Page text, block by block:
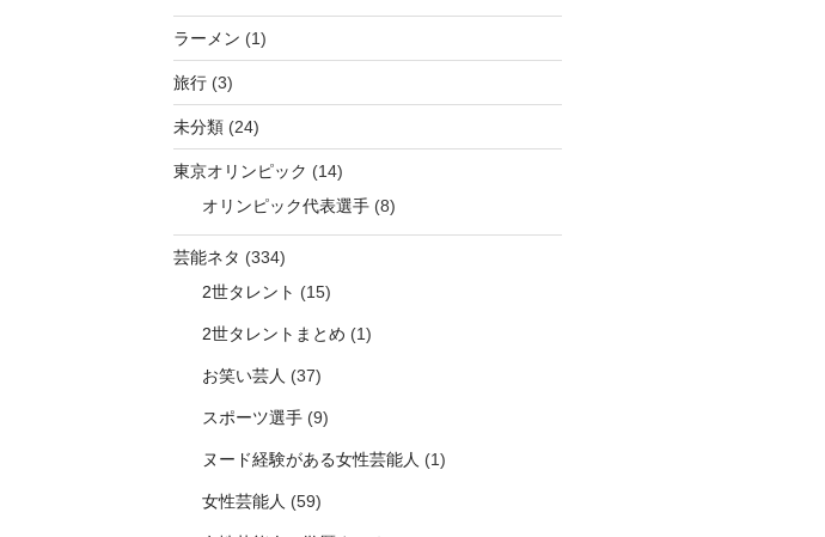
ラーメン (1)
旅行(3)
未分類(24)
東京オリンピック (14)
オリンピック代表選手(8)
芸能ネタ (334)
2世タレント (15)
2世タレントまとめ (1)
お笑い芸人 (37)
スポーツ選手(9)
ヌード経験がある女性芸能人 (1)
女性芸能人 (59)